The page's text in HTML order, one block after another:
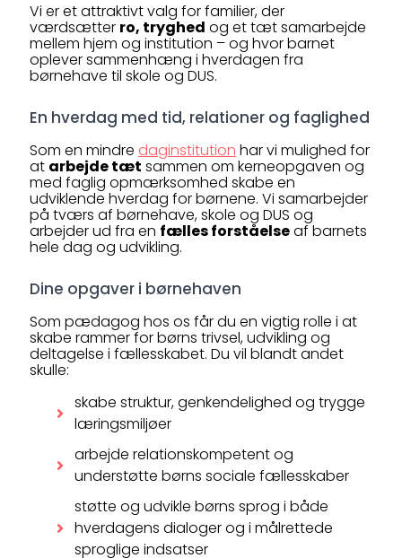
Vi er et attraktivt valg for familier, der
værdsætter ro, tryghed og et tæt samarbejde
mellem hjem og institution – og hvor barnet
oplever sammenhæng i hverdagen fra
børnehave til skole og DUS.
En hverdag med tid, relationer og faglighed
Som en mindre daginstitution har vi mulighed for
at arbejde tæt sammen om kerneopgaven og
med faglig opmærksomhed skabe en
udviklende hverdag for børnene. Vi samarbejder
på tværs af børnehave, skole og DUS og
arbejder ud fra en fælles forståelseaf barnets
hele dag og udvikling.
Dine opgaver i børnehaven
Som pædagog hos os får du en vigtig rolle i at
skabe rammer for børns trivsel, udvikling og
deltagelse i fællesskabet. Du vil blandt andet
skulle:
skabe struktur, genkendelighed og trygge
læringsmiljøer
arbejde relationskompetent og
understøtte børns sociale fællesskaber
støtte og udvikle børns sprog i både
hverdagens dialoger og i målrettede
sproglige indsatser